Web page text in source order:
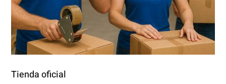
Tienda oficial